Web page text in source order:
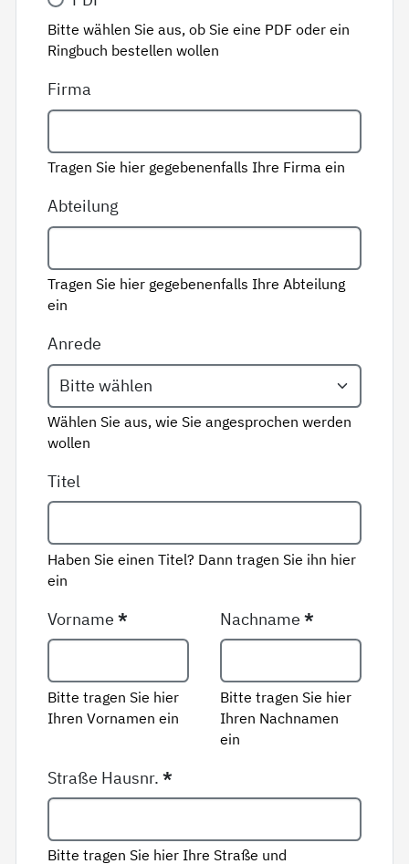
Bitte wählen Sie aus, ob Sie eine PDF oder ein
Ringbuch bestellen wollen
Firma
Tragen Sie hier gegebenenfalls Ihre Firma ein
Abteilung
Tragen Sie hier gegebenenfalls Ihre Abteilung
ein
Anrede
Wählen Sie aus, wie Sie angesprochen werden
wollen
Titel
Haben Sie einen Titel? Dann tragen Sie ihn hier
ein
Vorname*
Bitte tragen Sie hier
Ihren Vornamen ein
Nachname*
Bitte tragen Sie hier
Ihren Nachnamen
ein
Straße Hausnr.*
Bitte tragen Sie hier Ihre Straße und